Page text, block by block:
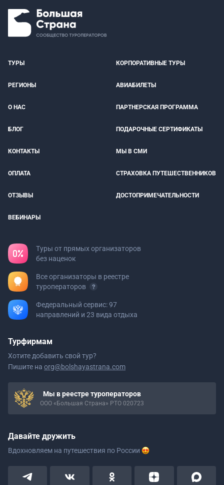
ТУРЫ КОРПОРАТИВНЫЕ ТУРЫ
РЕГИОНЫ АВИАБИЛЕТЫ
О НАС ПАРТНЕРСКАЯ ПРОГРАММА
БЛОГ ПОДАРОЧНЫЕ СЕРТИФИКАТЫ
КОНТАКТЫ МЫ В СМИ
ОПЛАТА СТРАХОВКА ПУТЕШЕСТВЕННИКОВ
ОТЗЫВЫ ДОСТОПРИМЕЧАТЕЛЬНОСТИ
ВЕБИНАРЫ
Туры от прямых организаторов
без наценок
Все организаторы в реестре
туроператоров
Федеральный сервис: 97
направлений и 23 вида отдыха
Турфирмам
Хотите добавить свой тур?
Пишите на org@bolshayastrana.com
Мы в реестре туроператоров
ООО «Большая Страна» РТО 020723
Давайте дружить
Вдохновляем на путешествия по России